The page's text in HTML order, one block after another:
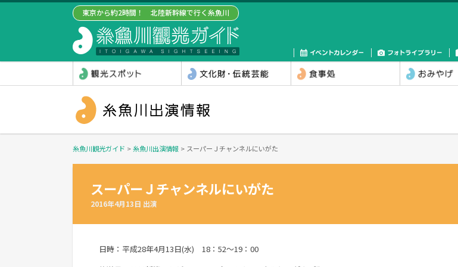
東京から約2時間！ 北陸新幹線で行く糸魚川
糸魚川観光ガイド >糸魚川出演情報 > スーパーＪチャンネルにいがた
スーパーＪチャンネルにいがた
2016年4月13日 出演
日時：平成28年4月13日(水) 18：52～19：00